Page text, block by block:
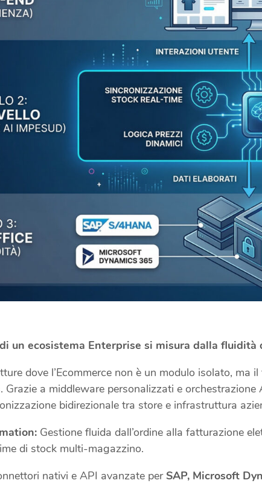
di un ecosistema Enterprise si misura dalla fluidità
dove l’Ecommerce non è un modulo isolato, ma
Grazie a middleware personalizzati e orchestrazione
bidirezionale tra store e infrastruttura
Gestione fluida dall’ordine alla fatturazione
di stock multi-magazzino.
nativi e API avanzate perSAP, Microsoft